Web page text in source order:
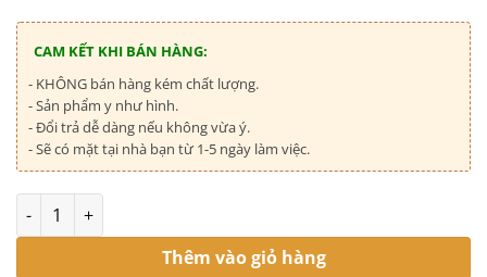
CAM KẾT KHI BÁN HÀNG:
- KHÔNG bán hàng kém chất lượng.
- Sản phẩm y như hình.
- Đổi trả dễ dàng nếu không vừa ý.
- Sẽ có mặt tại nhà bạn từ 1-5 ngày làm việc.
Số lượng
Thêm vào giỏ hàng